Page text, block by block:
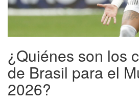
¿Quiénes son los
de Brasil para el
2026?